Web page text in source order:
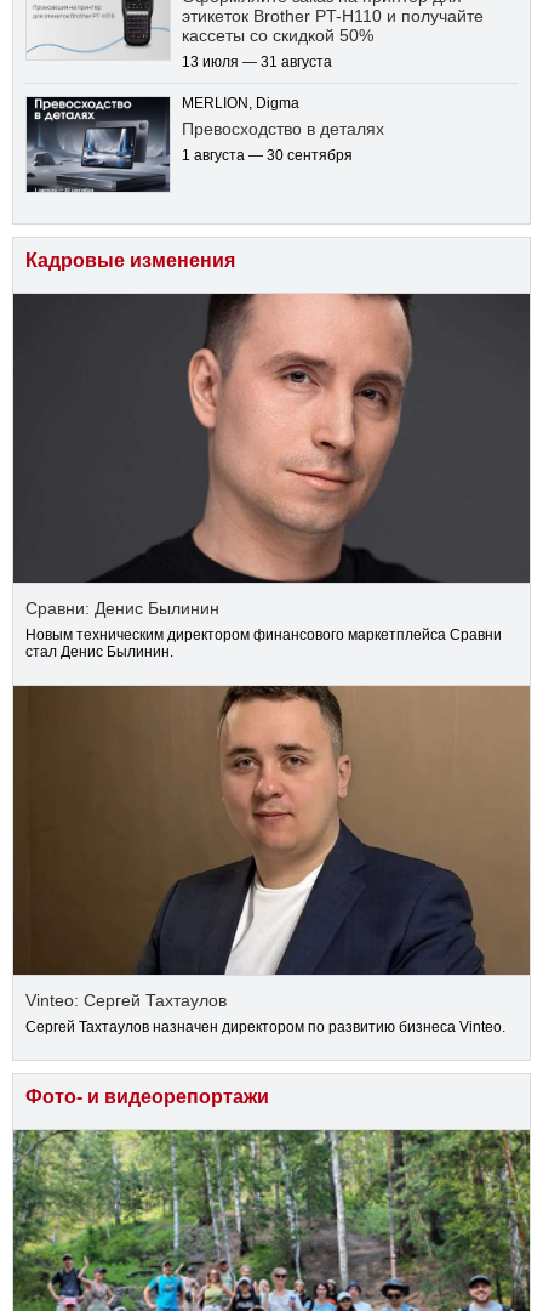
этикеток Brother PT-H110 и получайте
кассеты со скидкой 50%
13 июля — 31 августа
MERLION, Digma
Превосходство в деталях
1 августа — 30 сентября
Кадровые изменения
Сравни: Денис Былинин
Новым техническим директором финансового маркетплейса Сравни
стал Денис Былинин.
Vinteo: Сергей Тахтаулов
Сергей Тахтаулов назначен директором по развитию бизнеса Vinteo.
Фото- и видеорепортажи